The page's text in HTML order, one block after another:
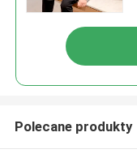
Polecane produkty